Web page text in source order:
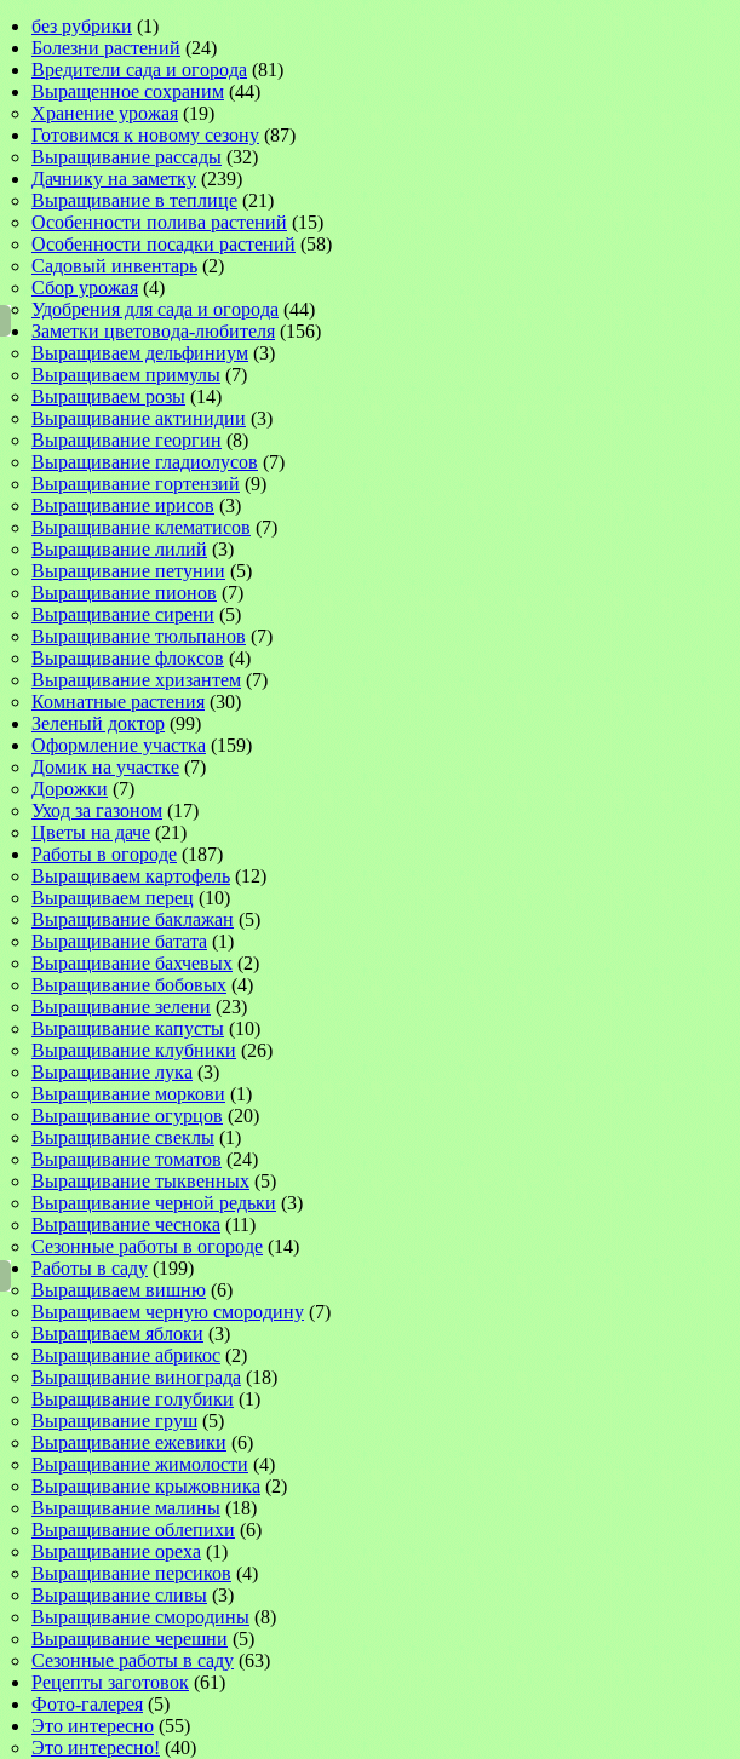
без рубрики (1)
Болезни растений (24)
Вредители сада и огорода (81)
Выращенное сохраним (44)
Хранение урожая (19)
Готовимся к новому сезону (87)
Выращивание рассады (32)
Дачнику на заметку (239)
Выращивание в теплице (21)
Особенности полива растений (15)
Особенности посадки растений (58)
Садовый инвентарь (2)
Сбор урожая (4)
Удобрения для сада и огорода (44)
Заметки цветовода-любителя (156)
Выращиваем дельфиниум (3)
Выращиваем примулы (7)
Выращиваем розы (14)
Выращивание актинидии (3)
Выращивание георгин (8)
Выращивание гладиолусов (7)
Выращивание гортензий (9)
Выращивание ирисов (3)
Выращивание клематисов (7)
Выращивание лилий (3)
Выращивание петунии (5)
Выращивание пионов (7)
Выращивание сирени (5)
Выращивание тюльпанов (7)
Выращивание флоксов (4)
Выращивание хризантем (7)
Комнатные растения (30)
Зеленый доктор (99)
Оформление участка (159)
Домик на участке (7)
Дорожки (7)
Уход за газоном (17)
Цветы на даче (21)
Работы в огороде (187)
Выращиваем картофель (12)
Выращиваем перец (10)
Выращивание баклажан (5)
Выращивание батата (1)
Выращивание бахчевых (2)
Выращивание бобовых (4)
Выращивание зелени (23)
Выращивание капусты (10)
Выращивание клубники (26)
Выращивание лука (3)
Выращивание моркови (1)
Выращивание огурцов (20)
Выращивание свеклы (1)
Выращивание томатов (24)
Выращивание тыквенных (5)
Выращивание черной редьки (3)
Выращивание чеснока (11)
Сезонные работы в огороде (14)
Работы в саду (199)
Выращиваем вишню (6)
Выращиваем черную смородину (7)
Выращиваем яблоки (3)
Выращивание абрикос (2)
Выращивание винограда (18)
Выращивание голубики (1)
Выращивание груш (5)
Выращивание ежевики (6)
Выращивание жимолости (4)
Выращивание крыжовника (2)
Выращивание малины (18)
Выращивание облепихи (6)
Выращивание ореха (1)
Выращивание персиков (4)
Выращивание сливы (3)
Выращивание смородины (8)
Выращивание черешни (5)
Сезонные работы в саду (63)
Рецепты заготовок (61)
Фото-галерея (5)
Это интересно (55)
Это интересно! (40)